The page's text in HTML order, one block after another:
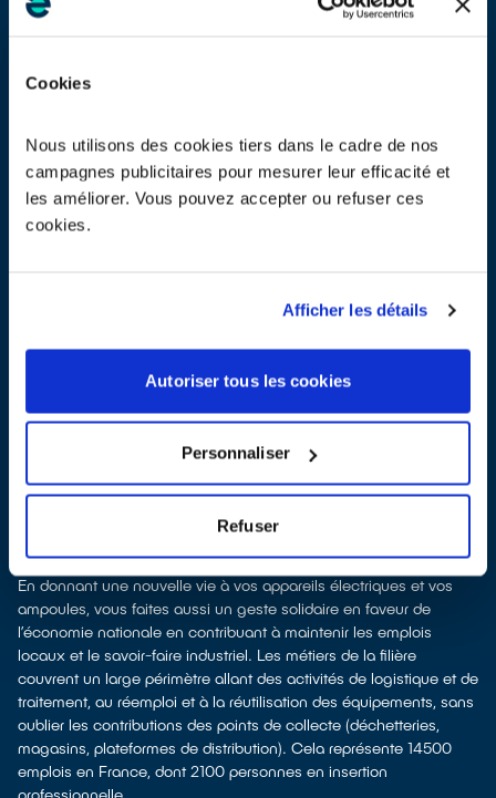
Cookies
Nous utilisons des cookies tiers dans le cadre de nos
campagnes publicitaires pour mesurer leur efficacité et
les améliorer. Vous pouvez accepter ou refuser ces
cookies.
Afficher les détails
Autoriser tous les cookies
Personnaliser
Refuser
À Coulommiers, différentes solutions existent pour vous defaire de
don à un réseau solidaire
reprise à la livraisonsi vous vous faites livrer un appareil de
même type neuf
dépôt en magasin
parfois même sans achat selon les points de
Les points de collecte de Coulommiers, partenaires de notre éco-
environnemental
La fabrication d’équipements électriques neufs est émettrice de
appareil permet d’éviter la production de nouveaux produits en
alimentant le marché de l'occasion. Le recyclage permet d'éviter
l'extraction de matières premières brutes, leur transformation et
leur transport, en utilisant à la place des matières recyclées, ce
qui génère moins de pollution et préserve nos ressources
naturelles. Donner et recycler c'est protéger l'environnement.
Recycler c’est développer les emplois
En donnant une nouvelle vie à vos appareils électriques et vos
ampoules, vous faites aussi un geste solidaire en faveur de
l’économie nationale en contribuant à maintenir les emplois
locaux et le savoir-faire industriel. Les métiers de la filière
couvrent un large périmètre allant des activités de logistique et de
traitement, au réemploi et à la réutilisation des équipements, sans
oublier les contributions des points de collecte (déchetteries,
magasins, plateformes de distribution). Cela représente 14500
emplois en France, dont 2100 personnes en insertion
professionnelle.